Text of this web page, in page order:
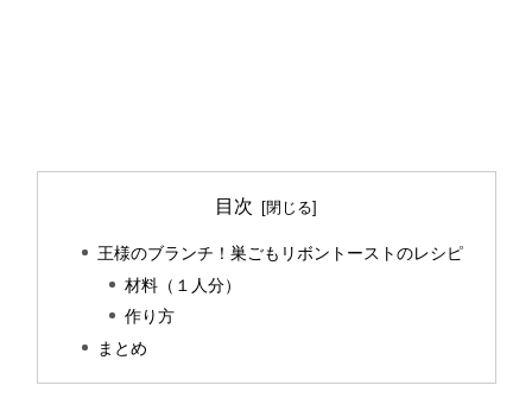
目次
王様のブランチ！巣ごもリボントーストのレシピ
材料（１人分）
作り方
まとめ